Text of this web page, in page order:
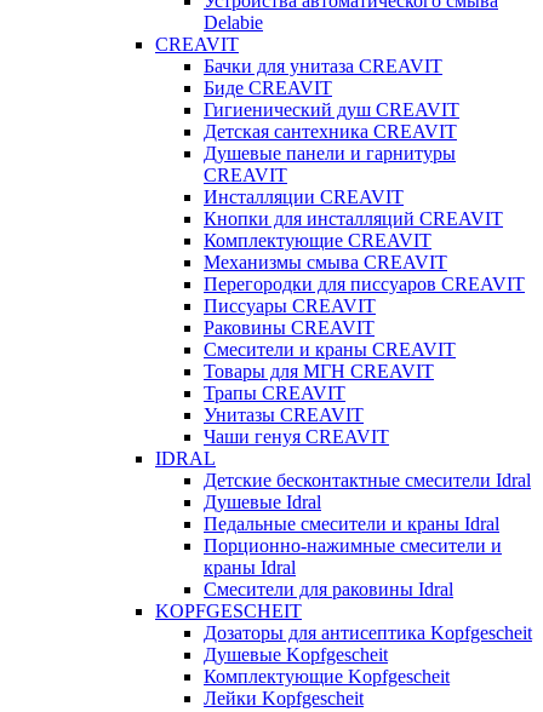
Delabie
CREAVIT
Бачки для унитаза CREAVIT
Биде CREAVIT
Гигиенический душ CREAVIT
Детская сантехника CREAVIT
Душевые панели и гарнитуры
CREAVIT
Инсталляции CREAVIT
Кнопки для инсталляций CREAVIT
Комплектующие CREAVIT
Механизмы смыва CREAVIT
Перегородки для писсуаров CREAVIT
Писсуары CREAVIT
Раковины CREAVIT
Смесители и краны CREAVIT
Товары для МГН CREAVIT
Трапы CREAVIT
Унитазы CREAVIT
Чаши генуя CREAVIT
IDRAL
Детские бесконтактные смесители Idral
Душевые Idral
Педальные смесители и краны Idral
Порционно-нажимные смесители и
краны Idral
Смеcители для раковины Idral
KOPFGESCHEIT
Дозаторы для антисептика Kopfgescheit
Душевые Kopfgescheit
Комплектующие Kopfgescheit
Лейки Kopfgescheit